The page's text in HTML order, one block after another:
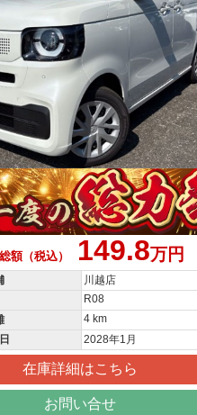
額（税込） 149.8万円
川越店
R08
4 km
2028年1月
在庫詳細はこちら
お問い合せ